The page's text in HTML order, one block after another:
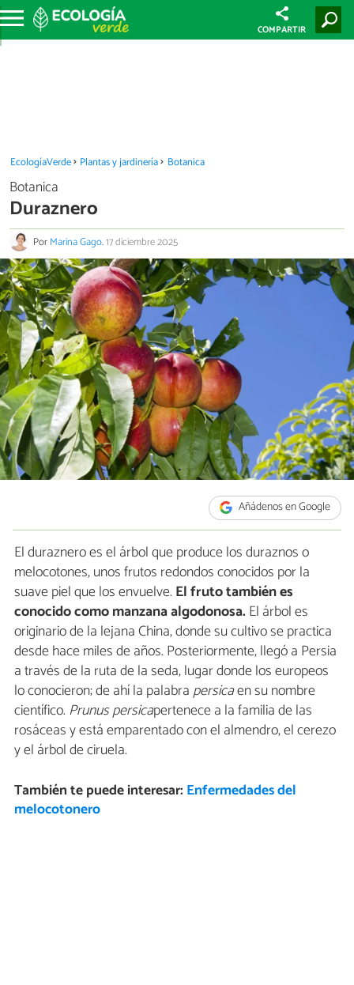
COMPARTIR
EcologíaVerde Plantas y jardinería Botanica
Botanica
Duraznero
PorMarina Gago.17 diciembre 2025
Añádenos en Google
El duraznero es el árbol que produce los duraznos o
melocotones, unos frutos redondos conocidos por la
suave piel que los envuelve. El fruto también es
conocido como manzana algodonosa.El árbol es
originario de la lejana China, donde su cultivo se practica
desde hace miles de años. Posteriormente, llegó a Persia
a través de la ruta de la seda, lugar donde los europeos
lo conocieron; de ahí la palabrapersicaen su nombre
científico. Prunus persicapertenece a la familia de las
rosáceas y está emparentado con el almendro, el cerezo
y el árbol de ciruela.
También te puede interesar: Enfermedades del
melocotonero